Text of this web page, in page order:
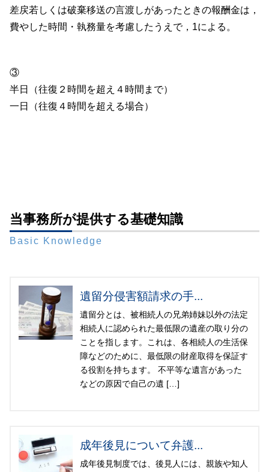
差戻若しくは破棄移送の言渡しがあったときの報酬金は，
費やした時間・執務量を考慮したうえで，1による。
③
半日（往復２時間を超え４時間まで）
一日（往復４時間を超える場合）
当事務所が提供する基礎知識
Basic Knowledge
遺留分侵害額請求の手...
遺留分とは、被相続人の兄弟姉妹以外の法定
相続人に認められた最低限の遺産の取り分の
ことを指します。これは、各相続人の生活保
障などのために、最低限の財産取得を保証す
る役割を持ちます。 不平等な遺言があった
などの原因で自己の遺 […]
成年後見について弁護...
成年後見制度では、後見人には、親族や知人